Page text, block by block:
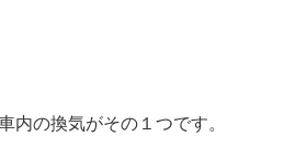
内の換気がその１つです。